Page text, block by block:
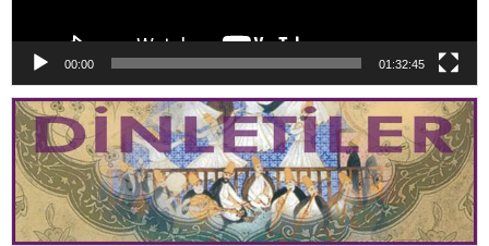
00:00 01:32:45